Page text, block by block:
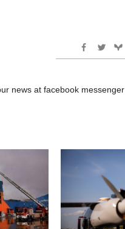
news at facebook